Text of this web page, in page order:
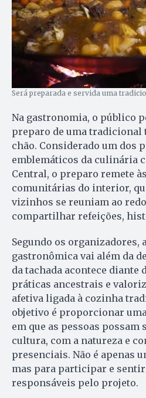
Será preparada e servida uma
Na gastronomia, o público
preparo de uma tradicional
chão. Considerado um dos
emblemáticos da culinária
Central, o preparo remete
comunitárias do interior,
vizinhos se reuniam ao
compartilhar refeições,
Segundo os organizadores,
gastronômica vai além da
da tachada acontece diante
práticas ancestrais e
afetiva ligada à cozinha
objetivo é proporcionar
em que as pessoas possam
cultura, com a natureza e
presenciais. Não é apenas
mas para participar e
responsáveis pelo projeto.